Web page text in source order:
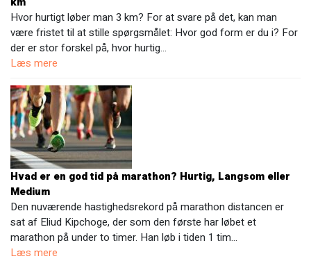
Hvor hurtigt løber man 3 km? For at svare på det, kan man
være fristet til at stille spørgsmålet: Hvor god form er du i? For
der er stor forskel på, hvor hurtig…
Læs mere
Hvad er en god tid på marathon? Hurtig, Langsom eller
Medium
Den nuværende hastighedsrekord på marathon distancen er
sat af Eliud Kipchoge, der som den første har løbet et
marathon på under to timer. Han løb i tiden 1 tim…
Læs mere